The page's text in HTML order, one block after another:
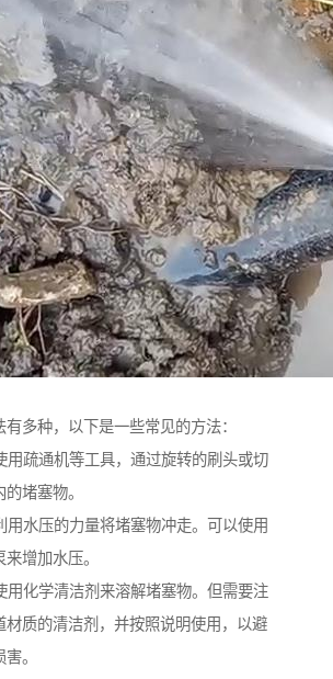
多种，以下是一些常见的方法：
用疏通机等工具，通过旋转的刷头或切
堵塞物。
用水压的力量将堵塞物冲走。可以使用
增加水压。
用化学清洁剂来溶解堵塞物。但需要注
材质的清洁剂，并按照说明使用，以避
。